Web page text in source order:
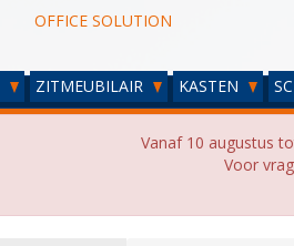
OFFICE SOLUTION
ZITMEUBILAIR KASTEN
Vanaf 10 augustus
Voor